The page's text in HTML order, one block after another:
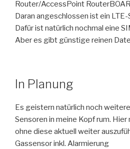
Router/AccessPoint
Daran angeschlossen ist ein
Dafür ist natürlich nochmal eine
Aber es gibt günstige reinen
In Planung
Es geistern natürlich noch
Sensoren in meine Kopf rum.
ohne diese aktuell weiter
Gassensor inkl. Alarmierung